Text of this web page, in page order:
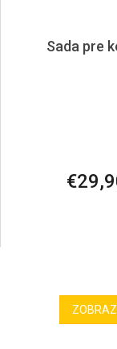
Sada pre